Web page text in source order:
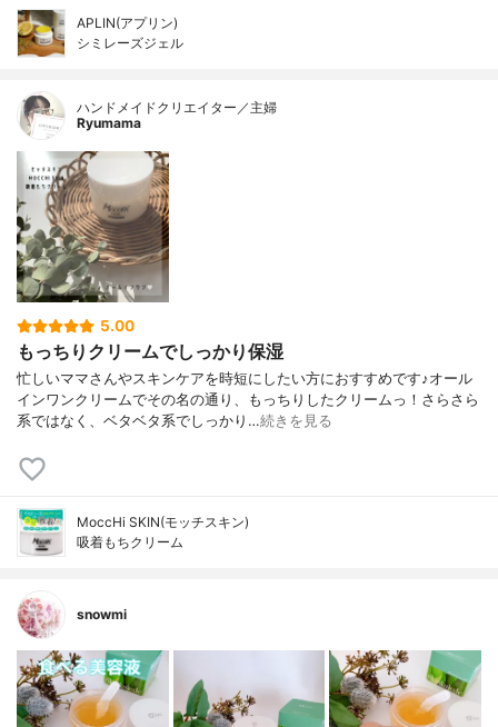
APLIN(アプリン)
シミレーズジェル
ハンドメイドクリエイター／主婦
Ryumama
5.00
もっちりクリームでしっかり保湿
忙しいママさんやスキンケアを時短にしたい方におすすめです♪オール
インワンクリームでその名の通り、もっちりしたクリームっ！さらさら
系ではなく、ベタベタ系でしっかり…続きを見る
MoccHi SKIN(モッチスキン)
吸着もちクリーム
snowmi